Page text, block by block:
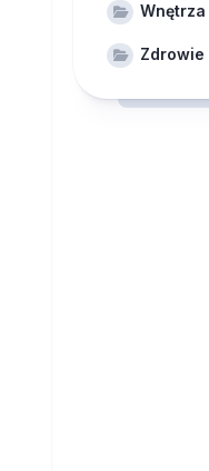
Wnętrza
Zdrowie